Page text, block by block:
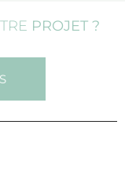
PROJET ?